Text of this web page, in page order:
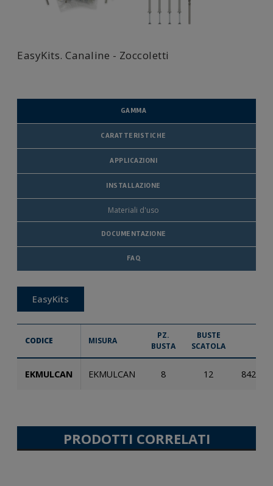
EasyKits. Canaline - Zoccoletti
GAMMA
CARATTERISTICHE
APPLICAZIONI
INSTALLAZIONE
Materiali d'uso
DOCUMENTAZIONE
FAQ
EasyKits
CODICE MISURA
PZ.
BUSTA
BUSTE
SCATOLA
EKMULCAN EKMULCAN 8 12
PRODOTTI CORRELATI